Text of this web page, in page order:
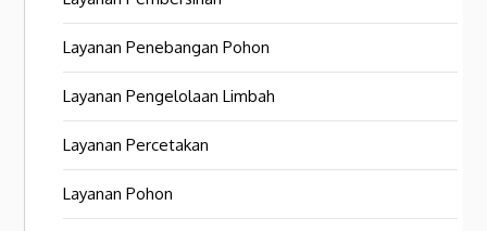
Layanan Penebangan Pohon
Layanan Pengelolaan Limbah
Layanan Percetakan
Layanan Pohon